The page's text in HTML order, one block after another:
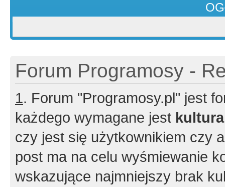
Forum Programosy -
1. Forum "Programosy.pl" jest
każdego wymagane jest
czy jest się użytkownikiem czy
post ma na celu wyśmiewanie
wskazujące najmniejszy brak